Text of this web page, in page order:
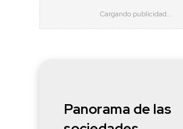
Panorama de las